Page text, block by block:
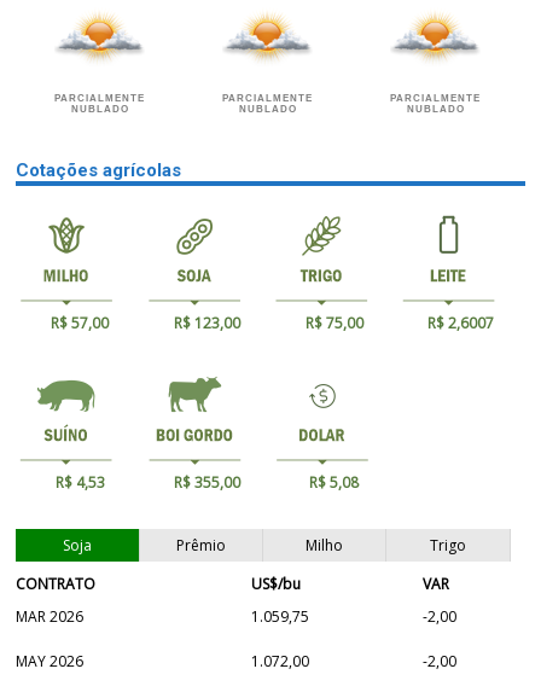
PARCIALMENTE
NUBLADO
PARCIALMENTE
NUBLADO
PARCIALMENTE
NUBLADO
Cotações agrícolas
R$ 57,00 R$ 123,00 R$ 75,00 R$ 2,6007
R$ 4,53 R$ 355,00 R$ 5,08
Soja Prêmio Milho
Trigo
CONTRATO
US$/bu
VAR
MAR 2026
1.059,75 -2,00
MAY 2026 1.072,00 -2,00